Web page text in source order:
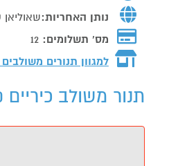
נותן האחריות:
מס' תשלומים:12
למגוון תנורים
תנור משולב כיריים 60 ס"מ דגם LOFRA PBI66MF קרם - מידע נוסף